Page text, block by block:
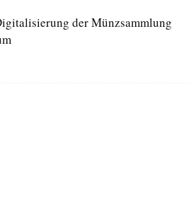
der Münzsammlung